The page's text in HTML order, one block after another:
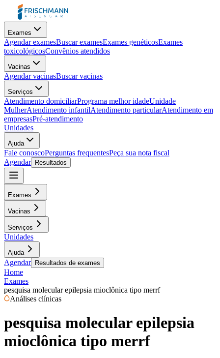
Exames
Agendar examesBuscar examesExames genéticosExames
toxicológicosConvênios atendidos
Vacinas
Agendar vacinasBuscar vacinas
Serviços
Atendimento domiciliarPrograma melhor idadeUnidade
MulherAtendimento infantilAtendimento particularAtendimento em
empresasPré-atendimento
Unidades
Ajuda
Fale conoscoPerguntas frequentesPeça sua nota fiscal
Agendar
Resultados
Exames
Vacinas
Serviços
Unidades
Ajuda
Agendar Resultados de exames
Home
Exames
pesquisa molecular epilepsia mioclônica tipo merrf
Análises clínicas
pesquisa molecular epilepsia
mioclônica tipo merrf